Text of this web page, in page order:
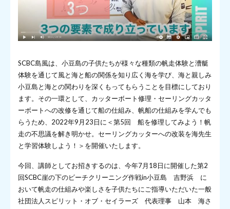
SCBC島風は、小豆島の子供たちが様々な種類の帆走体験と漕艇
体験を通じて風と海と船の関係を知り広く海を学び、海と親しみ
小豆島と海との関わりを深くもってもらうことを目標にしており
ます。その一環として、カッターボート修理・セーリングカッタ
ーボートへの改修を通じて船の仕組み、帆船の仕組みを学んでも
らうため、2022年9月23日に＜第5回 船を修理してみよう！帆
走の不思議を解き明かせ。セーリングカッターへの改装を海先生
と学習体験しよう！＞を開催いたします。
今回、講師としてお招きするのは、今年7月18日に開催した第2
回SCBC崖の下のビーチクリーニング作戦in小豆島 吉野浜 に
おいて帆走の仕組みや楽しさを子供たちにご指導いただいた一般
社団法人スピリット・オブ・セイラーズ 代表理事 山本 海さ